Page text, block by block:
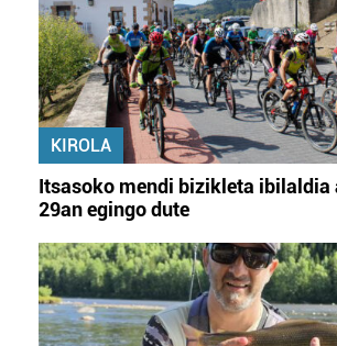
KIROLA
Itsasoko mendi bizikleta ibilaldia
29an egingo dute